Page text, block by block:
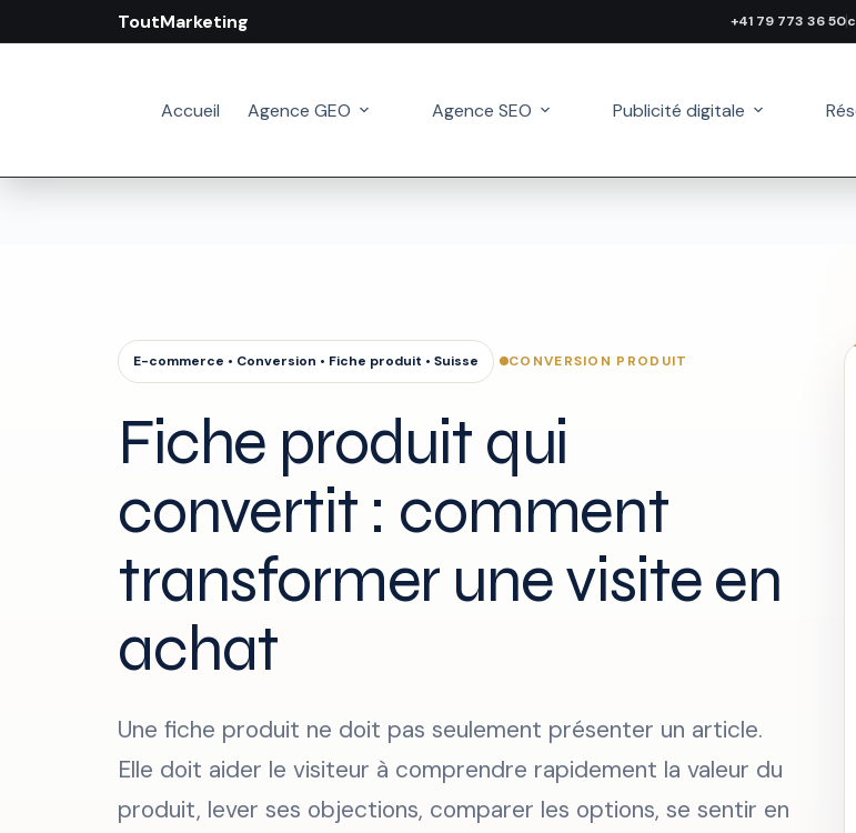
ToutMarketing +41 79 773 36 50
Accueil Agence GEO Agence SEO Publicité digitale
E-commerce • Conversion • Fiche produit • Suisse CONVERSION PRODUIT
Fiche produit qui
convertit : comment
transformer une visite en
achat
Une fiche produit ne doit pas seulement présenter un article.
Elle doit aider le visiteur à comprendre rapidement la valeur du
produit, lever ses objections, comparer les options, se sentir en